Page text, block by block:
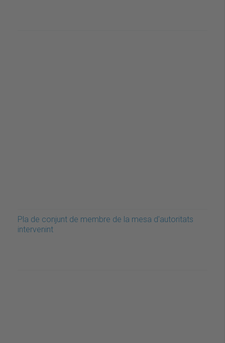
Pla de conjunt de membre de la mesa d'autoritats
intervenint